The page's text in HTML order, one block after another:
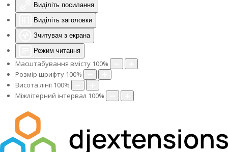
Виділіть посилання
Виділіть заголовки
Зчитувач з екрана
Режим читання
Масштабування вмісту 100%
Розмір шрифту 100%
Висота лінії 100%
Міжлітерний інтервал 100%